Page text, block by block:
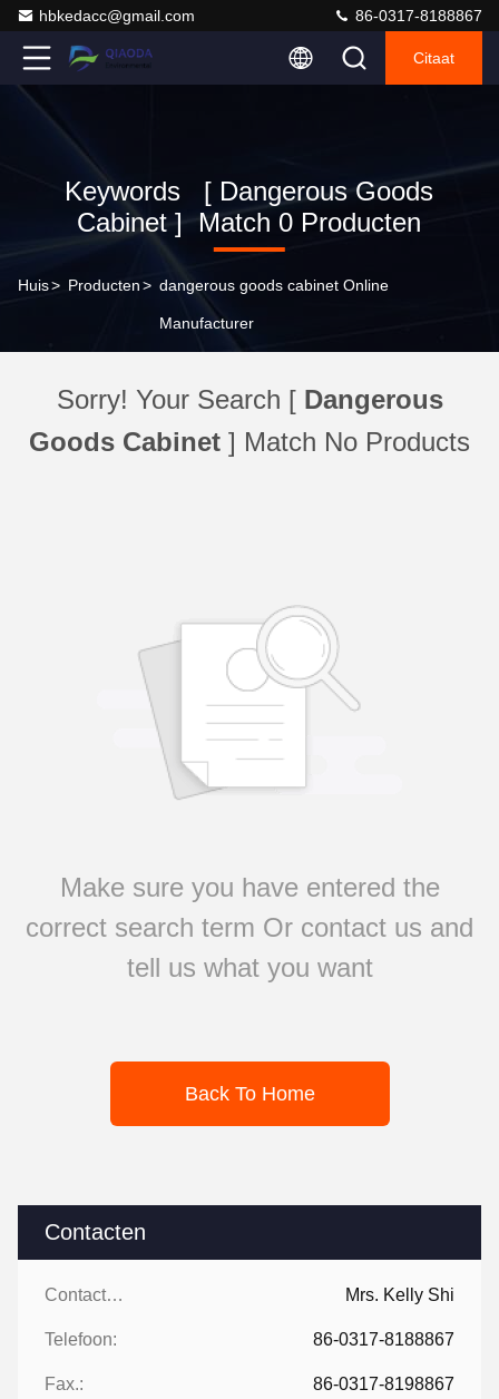
hbkedacc@gmail.com 86-0317-8188867
Citaat
Keywords [ Dangerous Goods
Cabinet ] Match 0 Producten
Huis> Producten> dangerous goods cabinet Online
Manufacturer
Contacten
Contacten: Mrs. Kelly Shi
Telefoon: 86-0317-8188867
Fax.: 86-0317-8198867
Sorry! Your Search [ Dangerous
Goods Cabinet ] Match No Products
Make sure you have entered the
correct search term Or contact us and
tell us what you want
Back To Home